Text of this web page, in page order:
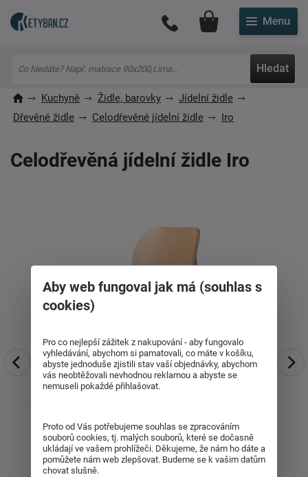
Hledat
Můj účet
Kuchyně Židle, barovky
Jídelní židle
Dřevěné židle
Celodřevěné jídelní židle Iro
Celodřevěná jídelní židle Iro
Aby web fungoval jak má (souhlas s
cookies)
Pro co nejlepší zážitek z nakupování - aby fungovalo
vyhledávání, abychom si pamatovali, co máte v košíku,
abyste jednoduše zjistili stav vaší objednávky, abychom
vás neobtěžovali nevhodnou reklamou a abyste se
nemuseli pokaždé přihlašovat.
Proto od Vás potřebujeme souhlas se zpracováním
souborů cookies, tj. malých souborů, které se dočasně
ukládají ve vašem prohlížeči. Děkujeme, že nám ho dáte a
pomůžete nám web zlepšovat. Budeme se k vašim datům
chovat slušně.